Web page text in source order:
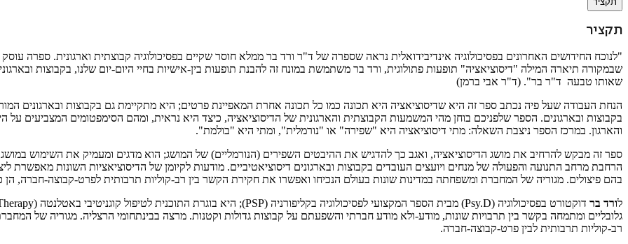
תקציר
"לנוכח החידושים האחרונים בפסיכולוגיה אינדיבידואלית נראה שספרה של ד"ר ורד בר ממלא חוסר שקיים בפסיכולוגיה קבוצתית וארגונית. ספרה
שבמקורה תיארה המילה "דיסוציאציה" תופעות פתולוגית, ורד בר משתמשת במונח זה להבנת תופעות בין-אישיות בחיי היום-יום שלנו, בקבוצות
שאותו טבעה ד"ר בר". (ד"ר אבי ברמן)
הנחת העבודה שעל פיה נכתב ספר זה היא שדיסוציאציה היא תכונה כמו כל תכונה אחרת המאפיינת פרטים; היא מתקיימת גם בקבוצות ובארגונים
בקבוצות ובארגונים. הספר שלפניכם בוחן מהי המשמעות הקבוצתית והארגונית של הדיסוציאציה, כיצד היא נראית, ומהם הסימפטומים המצביעים
והארגון. במרכז הספר ניצבת השאלה: מתי דיסוציאציה היא "שפירה" או "נורמלית", ומתי היא "בולמת".
ספר זה מבקש להרחיב את מושג הדיסוציאציה, ואגב כך להדגיש את ההיבטים השפירים (הנורמליים) של המושג; הוא מדגים ומעמיק את השימוש
הרחבת מרחב התנועה והפעולה של מנחים ויועצים העובדים בקבוצות ובארגונים דיסוציאטיביים. מודעות לקיומן של הדיסוציאציות השונות מאפשרת
בהם פיצולים. מגוריה של המחברת ומשפחתה במדינות שונות בעולם הנכיחו ואפשרו את חקירת הקשר בין רב-קוליות תרבותית לפרט-קבוצה-חברה, הן
לורד בר
גלובליים ומתמחה בקשר בין תרבויות שונות, מודע-ולא מודע חברתי והשפעתם על קבוצות גדולות וקטנות. מרצה בבינתחומי הרצליה. מגוריה של
רב-קוליות תרבותית לבין פרט-קבוצה-חברה.